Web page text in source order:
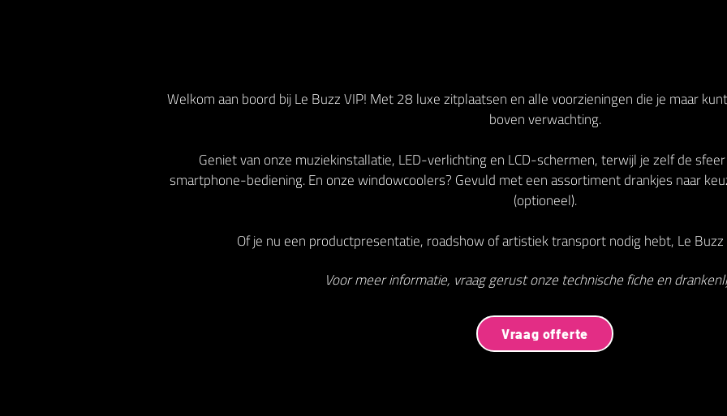
Welkom aan boord bij Le Buzz VIP! Met 28 luxe zitplaatsen en alle voorzieningen die je maar
boven verwachting.
Geniet van onze muziekinstallatie, LED-verlichting en LCD-schermen, terwijl je zelf de
smartphone-bediening. En onze windowcoolers? Gevuld met een assortiment drankjes naar
(optioneel).
Of je nu een productpresentatie, roadshow of artistiek transport nodig hebt, Le
Voor meer informatie, vraag gerust onze technische fiche en
Vraag offerte